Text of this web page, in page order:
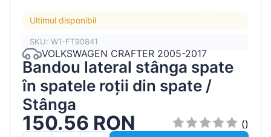
Ultimul disponibil
SKU: W1-FT90841
VOLKSWAGEN CRAFTER 2005-2017
Bandou lateral stânga spate
în spatele roții din spate /
Stânga
150.56 RON
()